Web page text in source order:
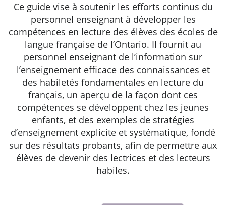
Ce guide vise à soutenir les efforts continus du
personnel enseignant à développer les
compétences en lecture des élèves des écoles de
langue française de l’Ontario. Il fournit au
personnel enseignant de l’information sur
l’enseignement efficace des connaissances et
des habiletés fondamentales en lecture du
français, un aperçu de la façon dont ces
compétences se développent chez les jeunes
enfants, et des exemples de stratégies
d’enseignement explicite et systématique, fondé
sur des résultats probants, afin de permettre aux
élèves de devenir des lectrices et des lecteurs
habiles.